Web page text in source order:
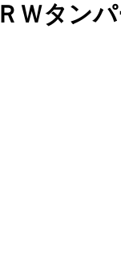
ＲＷタン